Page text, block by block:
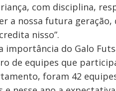
com disciplina,
a nossa futura geração,
nisso”.
importância do Galo
de equipes que
foram 42